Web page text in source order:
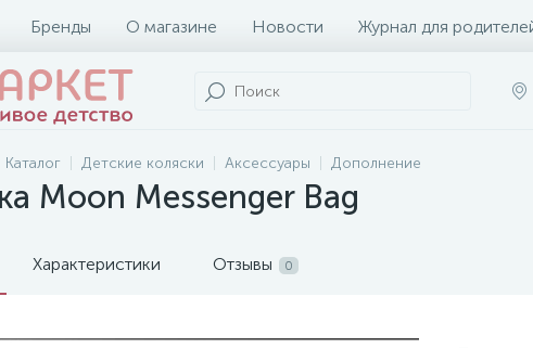
Бренды О магазине Новости Журнал для
Каталог Детские коляски Аксессуары Дополнение
Moon Messenger Bag
Характеристики Отзывы 0